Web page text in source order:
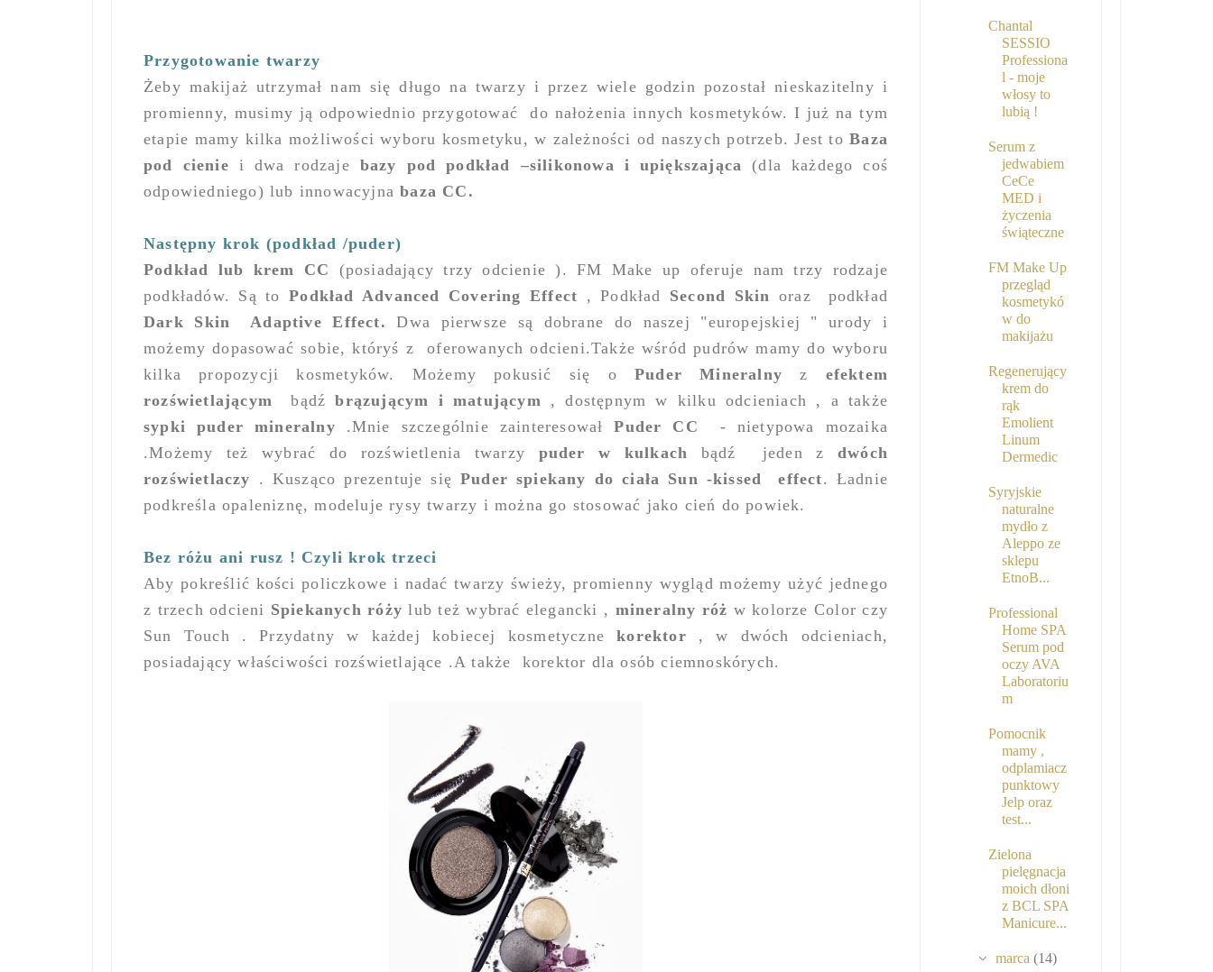
Przygotowanie twarzy
Żeby makijaż utrzymał nam się długo na twarzy i przez wiele godzin pozostał nieskazitelny i
promienny, musimy ją odpowiednio przygotować
do nałożenia innych kosmetyków. I już na tym
etapie mamy kilka możliwości wyboru kosmetyku, w zależności od naszych potrzeb. Jest toBaza
pod cienie i dwa rodzaje bazy pod podkład –silikonowa i upiększająca (dla każdego coś
odpowiedniego) lub innowacyjnabaza CC.
Następny krok (podkład /puder)
Podkład lub krem CC
(posiadający trzy odcienie ). FM Make up oferuje nam trzy rodzaje
podkładów. Są toPodkład Advanced Covering Effect , Podkład Second Skin oraz
podkład
Dark SkinAdaptive Effect.
Dwa pierwsze są dobrane do naszej "europejskiej " urody i
możemy dopasować sobie, któryś z
oferowanych odcieni.Także wśród pudrów mamy do wyboru
kilka propozycji kosmetyków. Możemy pokusić się o Puder Mineralny z efektem
rozświetlającym
bądźbrązującym i matującym , dostępnym w kilku odcieniach , a także
sypki puder mineralny .Mnie szczególnie zainteresowałPuder CC
- nietypowa mozaika
.Możemy też wybrać do rozświetlenia twarzy puder w kulkach bądź jeden zdwóch
rozświetlaczy . Kusząco prezentuje się Puder spiekany do ciała Sun -kissed effect. Ładnie
podkreśla opaleniznę, modeluje rysy twarzy i można go stosować jako cień do powiek.
Bez różu ani rusz ! Czyli krok trzeci
Aby pokreślić kości policzkowe i nadać twarzy świeży, promienny wygląd możemy użyć jednego
z trzech odcieni Spiekanych róży lub też wybrać elegancki , mineralny róż w kolorze Color czy
Sun Touch . Przydatny w każdej kobiecej kosmetycznekorektor , w dwóch odcieniach,
posiadający właściwości rozświetlające .A także
korektor dla osób ciemnoskórych.
Chantal
SESSIO
Professiona
l - moje
włosy to
lubią !
Serum z
jedwabiem
CeCe
MED i
życzenia
świąteczne
FM Make Up
przegląd
kosmetykó
w do
makijażu
Regenerujący
krem do
rąk
Emolient
Linum
Dermedic
Syryjskie
naturalne
mydło z
Aleppo ze
sklepu
EtnoB...
Professional
Home SPA
Serum pod
oczy AVA
Laboratoriu
m
Pomocnik
mamy ,
odplamiacz
punktowy
Jelp oraz
test...
Zielona
pielęgnacja
moich dłoni
z BCL SPA
Manicure...
marca(14)